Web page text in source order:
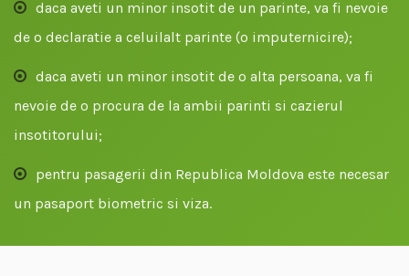
daca aveti un minor insotit de un parinte, va fi nevoie
de o declaratie a celuilalt parinte (o imputernicire);
daca aveti un minor insotit de o alta persoana, va fi
nevoie de o procura de la ambii parinti si cazierul
insotitorului;
pentru pasagerii din Republica Moldova este necesar
un pasaport biometric si viza.